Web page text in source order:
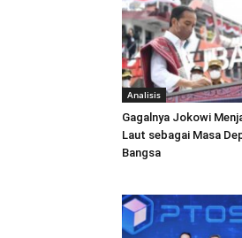
Analisis
Gagalnya Jokowi
Laut sebagai Masa
Bangsa